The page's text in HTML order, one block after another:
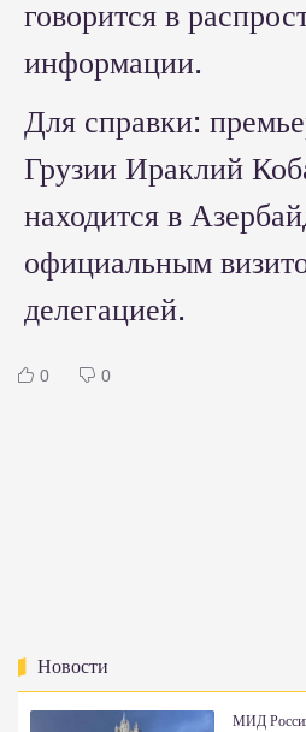
говорится в
информации.
Для справки:
Грузии Ираклий
находится в
официальным
делегацией.
0 0
Новости
МИД